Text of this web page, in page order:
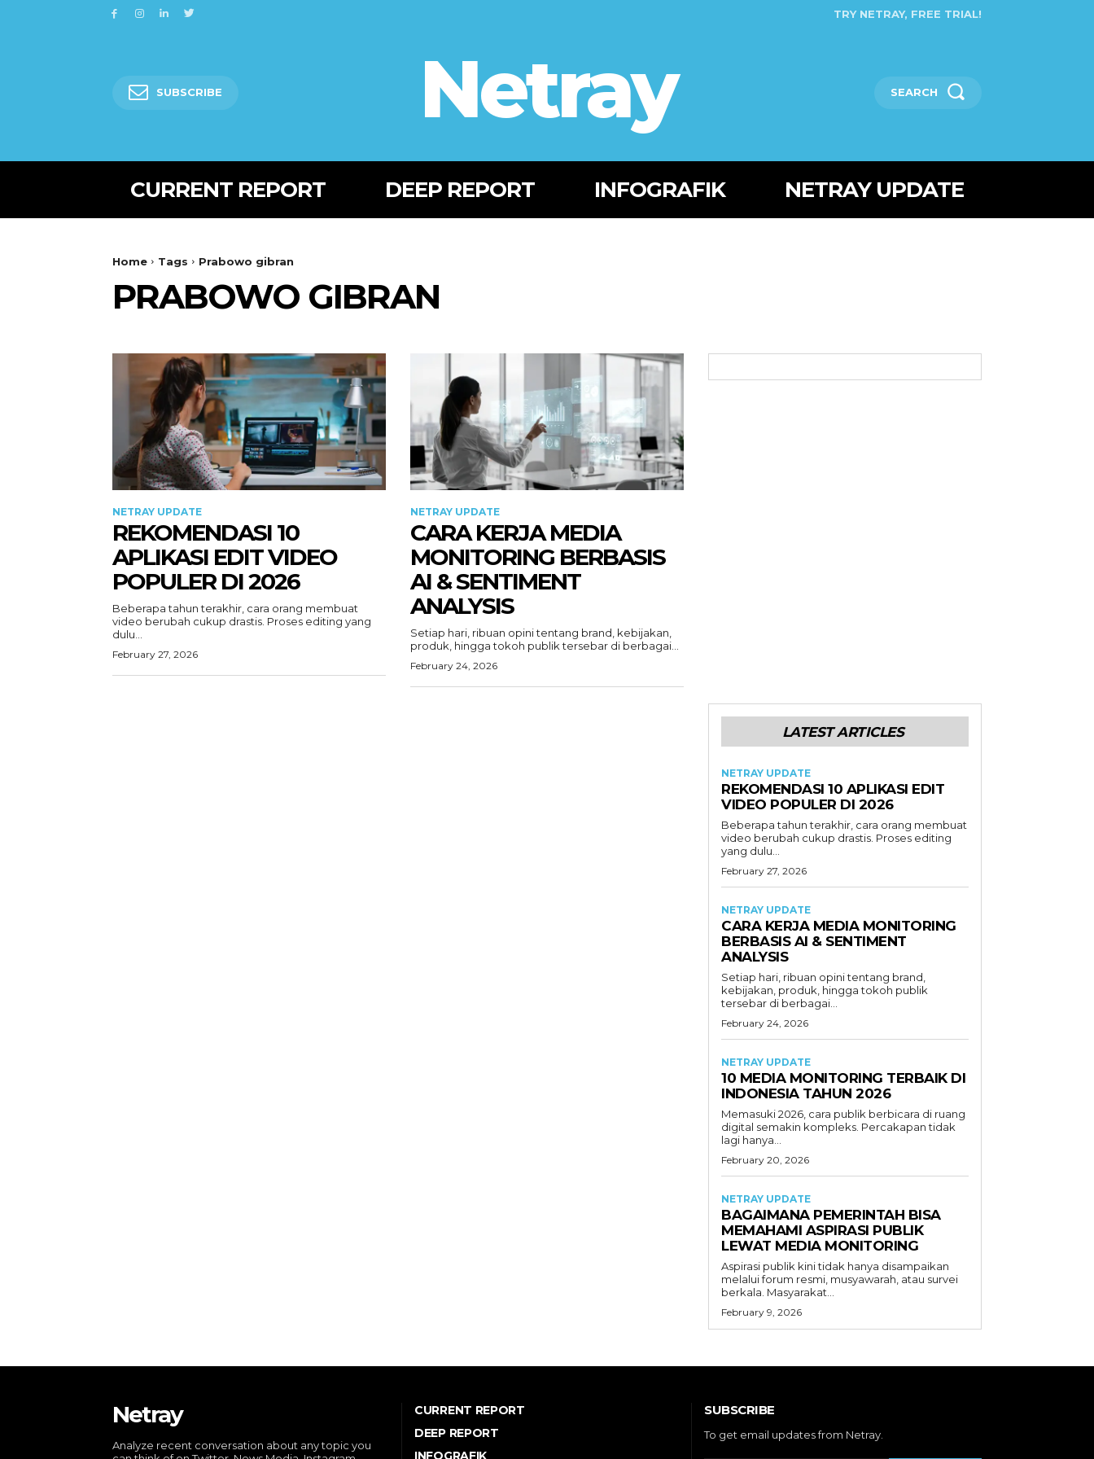
TRY NETRAY, FREE TRIAL!
SUBSCRIBE Netray SEARCH
CURRENT REPORT DEEP REPORT INFOGRAFIK NETRAY UPDATE
Home Tags Prabowo gibran
PRABOWO GIBRAN
NETRAY UPDATE
REKOMENDASI 10
APLIKASI EDIT VIDEO
POPULER DI 2026
Beberapa tahun terakhir, cara orang membuat
video berubah cukup drastis. Proses editing yang
dulu...
February 27, 2026
NETRAY UPDATE
CARA KERJA MEDIA
MONITORING BERBASIS
AI & SENTIMENT
ANALYSIS
Setiap hari, ribuan opini tentang brand, kebijakan,
produk, hingga tokoh publik tersebar di berbagai...
February 24, 2026
LATEST ARTICLES
NETRAY UPDATE
REKOMENDASI 10 APLIKASI EDIT
VIDEO POPULER DI 2026
Beberapa tahun terakhir, cara orang membuat
video berubah cukup drastis. Proses editing
yang dulu...
February 27, 2026
NETRAY UPDATE
CARA KERJA MEDIA MONITORING
BERBASIS AI & SENTIMENT
ANALYSIS
Setiap hari, ribuan opini tentang brand,
kebijakan, produk, hingga tokoh publik
tersebar di berbagai...
February 24, 2026
NETRAY UPDATE
10 MEDIA MONITORING TERBAIK DI
INDONESIA TAHUN 2026
Memasuki 2026, cara publik berbicara di ruang
digital semakin kompleks. Percakapan tidak
lagi hanya...
February 20, 2026
NETRAY UPDATE
BAGAIMANA PEMERINTAH BISA
MEMAHAMI ASPIRASI PUBLIK
LEWAT MEDIA MONITORING
Aspirasi publik kini tidak hanya disampaikan
melalui forum resmi, musyawarah, atau survei
berkala. Masyarakat...
February 9, 2026
Netray
Analyze recent conversation about any topic you
CURRENT REPORT
DEEP REPORT
INFOGRAFIK
SUBSCRIBE
To get email updates from Netray.